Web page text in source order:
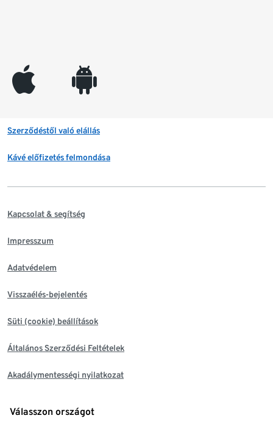
appleinc android
Szerződéstől való elállás
Kávé előfizetés felmondása
Kapcsolat & segítség
Impresszum
Adatvédelem
Visszaélés-bejelentés
Süti (cookie) beállítások
Általános Szerződési Feltételek
Akadálymentességi nyilatkozat
Válasszon országot